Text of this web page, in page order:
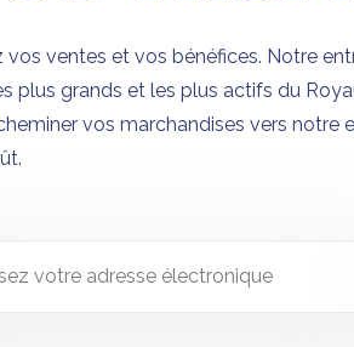
vos ventes et vos bénéfices. Notre
plus grands et les plus actifs du
vos marchandises vers notre